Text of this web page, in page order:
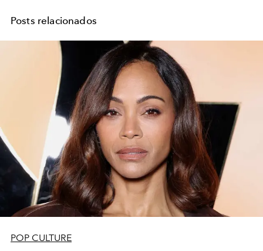
Posts relacionados
POP CULTURE